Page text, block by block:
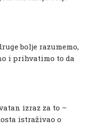
bolje razumemo,
i prihvatimo to da
izraz za to –
istraživao o